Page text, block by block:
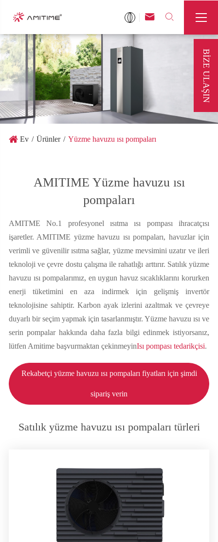
 

Ev Ürünler Yüzme havuzu ısı pompaları
AMITIME Yüzme havuzu ısı
pompaları
AMITME No.1 profesyonel ısıtma ısı pompası ihracatçısı
işaretler. AMITIME yüzme havuzu ısı pompaları, havuzlar için
verimli ve güvenilir ısıtma sağlar, yüzme mevsimini uzatır ve ileri
teknoloji ve çevre dostu çalışma ile rahatlığı arttırır. Satılık yüzme
havuzu ısı pompalarımız, en uygun havuz sıcaklıklarını korurken
enerji tüketimini en aza indirmek için gelişmiş invertör
teknolojisine sahiptir. Karbon ayak izlerini azaltmak ve çevreye
duyarlı bir seçim yapmak için tasarlanmıştır. Yüzme havuzu ısı ve
serin pompalar hakkında daha fazla bilgi edinmek istiyorsanız,
lütfen Amitime başvurmaktan çekinmeyinIsı pompası tedarikçisi.
Rekabetçi yüzme havuzu ısı pompaları fiyatları için şimdi
sipariş verin
Satılık yüzme havuzu ısı pompaları türleri
BIZE ULAŞIN